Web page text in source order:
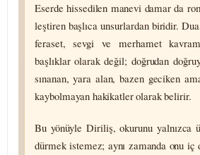
Eserde hissedilen manevi damar da
leştiren başlıca unsurlardan biridir.
feraset, sevgi ve merhamet
başlıklar olarak değil; doğrudan
sınanan, yara alan, bazen geciken
kaybolmayan hakikatler olarak belirir.
Bu yönüyle Diriliş, okurunu yalnızca
dürmek istemez; aynı zamanda onu iç